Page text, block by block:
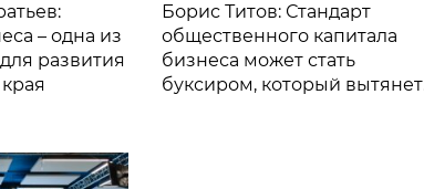
– одна из
развития
Борис Титов: Стандарт
общественного капитала
бизнеса может стать
буксиром, который вытянет